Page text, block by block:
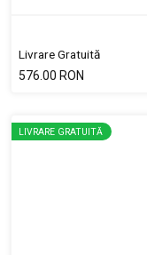
Livrare Gratuită
576.00 RON
LIVRARE GRATUITĂ